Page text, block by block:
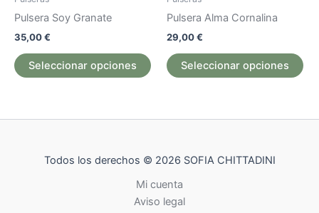
página
producto
Pulsera Soy Granate
35,00€
Seleccionar opciones
variantes.
Las
opciones
la
página
de
Pulsera Alma Cornalina
29,00€
Seleccionar opciones
Las
Todos los derechos © 2026 SOFIA CHITTADINI
Mi cuenta
Aviso legal